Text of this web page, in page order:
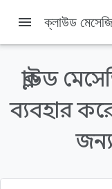
Firebase
এই পৃষ্ঠায় যা যা
2. নমুনা কোড পান
menu
ক্লাউড
ব্যবহার
জন্য